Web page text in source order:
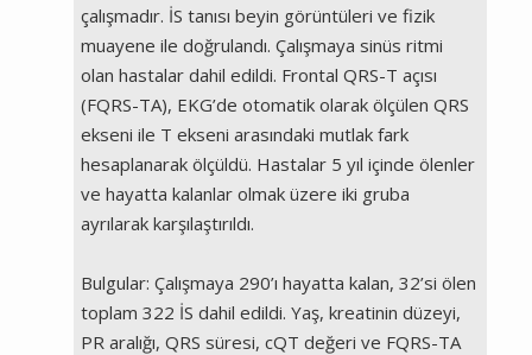
çalışmadır. İS tanısı beyin görüntüleri ve fizik
muayene ile doğrulandı. Çalışmaya sinüs ritmi
olan hastalar dahil edildi. Frontal QRS-T açısı
(FQRS-TA), EKG’de otomatik olarak ölçülen QRS
ekseni ile T ekseni arasındaki mutlak fark
hesaplanarak ölçüldü. Hastalar 5 yıl içinde ölenler
ve hayatta kalanlar olmak üzere iki gruba
ayrılarak karşılaştırıldı.
Bulgular: Çalışmaya 290’ı hayatta kalan, 32’si ölen
toplam 322 İS dahil edildi. Yaş, kreatinin düzeyi,
PR aralığı, QRS süresi, cQT değeri ve FQRS-TA